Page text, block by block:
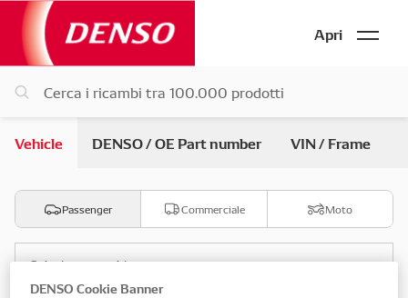
Apri
Vehicle DENSO / OE Part number VIN / Frame
Passenger Commerciale Moto
Seleziona marchio
DENSO Cookie Banner